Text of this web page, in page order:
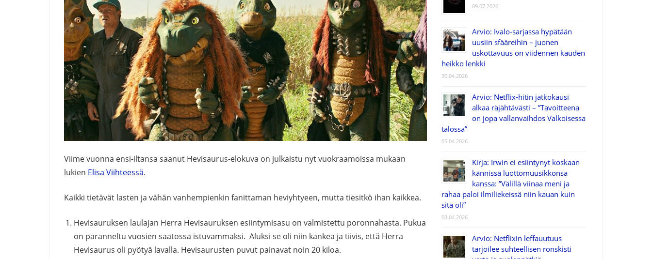
Viime vuonna ensi-iltansa saanut Hevisaurus-elokuva on julkaistu nyt vuokraamoissa mukaan
lukien Elisa Viihteessä.
Kaikki tietävät lasten ja vähän vanhempienkin fanittaman heviyhtyeen, mutta tiesitkö ihan kaikkea.
Hevisauruksen laulajan Herra Hevisauruksen esiintymisasu on valmistettu poronnahasta. Pukua
on paranneltu vuosien saatossa istuvammaksi. Aluksi se oli niin kankea ja tiivis, että Herra
Hevisaurus oli pyötyä lavalla. Hevisaurusten puvut painavat noin 20 kiloa.
09.07.2026
Arvio: Ivalo-sarjassa hypätään
uusiin sfääreihin – juonen
uskottavuus on viidennen kauden
heikko lenkki
30.04.2026
Arvio: Netflix-hitin jatkokausi
alkaa räjähtävästi – ”Tavoitteena
on jopa vallanvaihdos Valkoisessa
talossa”
05.04.2026
Kirja: Irwin ei esiintynyt koskaan
kännissä luottomuusikkonsa
kanssa: ”Välillä viinaa meni ja
rahaa paloi ilmiliekeissä niin kauan kuin
sitä oli”
03.04.2026
Arvio: Netflixin leffauutuus
tarjoilee suhteellisen ronskisti